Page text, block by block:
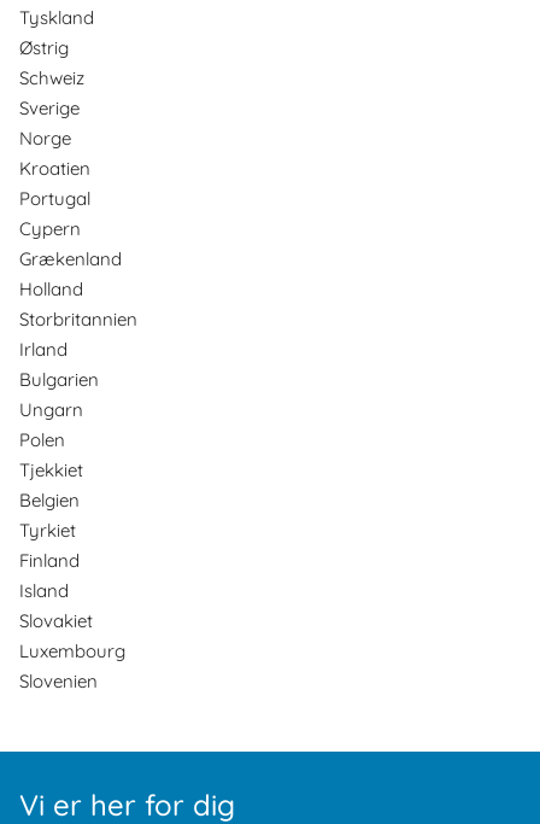
Tyskland
Østrig
Schweiz
Sverige
Norge
Kroatien
Portugal
Cypern
Grækenland
Holland
Storbritannien
Irland
Bulgarien
Ungarn
Polen
Tjekkiet
Belgien
Tyrkiet
Finland
Island
Slovakiet
Luxembourg
Slovenien
Vi er her for dig